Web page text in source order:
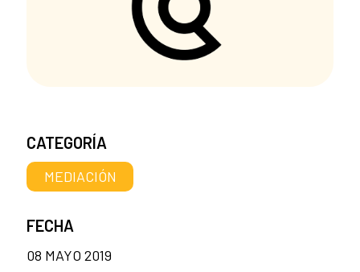
CATEGORÍA
MEDIACIÓN
FECHA
08 MAYO 2019